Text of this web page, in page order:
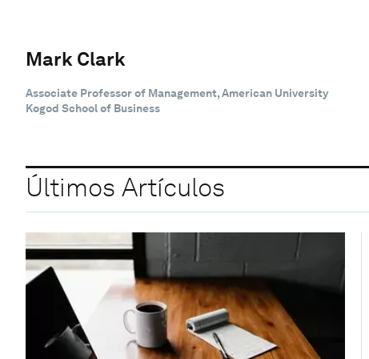
Mark Clark
Associate Professor of Management, American University
Kogod School of Business
Últimos Artículos